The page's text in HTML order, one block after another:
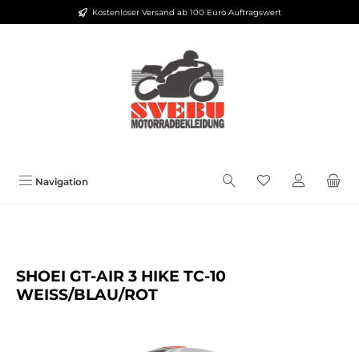
Zum Hauptinhalt springenKostenloser Versand ab 100 Euro Auftragswert
Navigation Du hast 0
SHOEI GT-AIR 3 HIKE TC-10
WEISS/BLAU/ROT